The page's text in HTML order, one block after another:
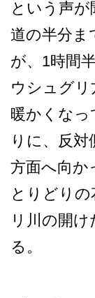
という声が
道の半分ま
が、1時間
ウ­シュグリ
暖かくなっ
りに、反
方面へ向か
と­りどり
リ川の開
る。